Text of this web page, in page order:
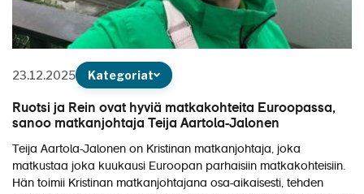
23.12.2025 Kategoriat
Ruotsi ja Rein ovat hyviä matkakohteita Euroopassa,
sanoo matkanjohtaja Teija Aartola-Jalonen
Teija Aartola-Jalonen on Kristinan matkanjohtaja, joka
matkustaa joka kuukausi Euroopan parhaisiin matkakohteisiin.
Hän toimii Kristinan matkanjohtajana osa-aikaisesti, tehden